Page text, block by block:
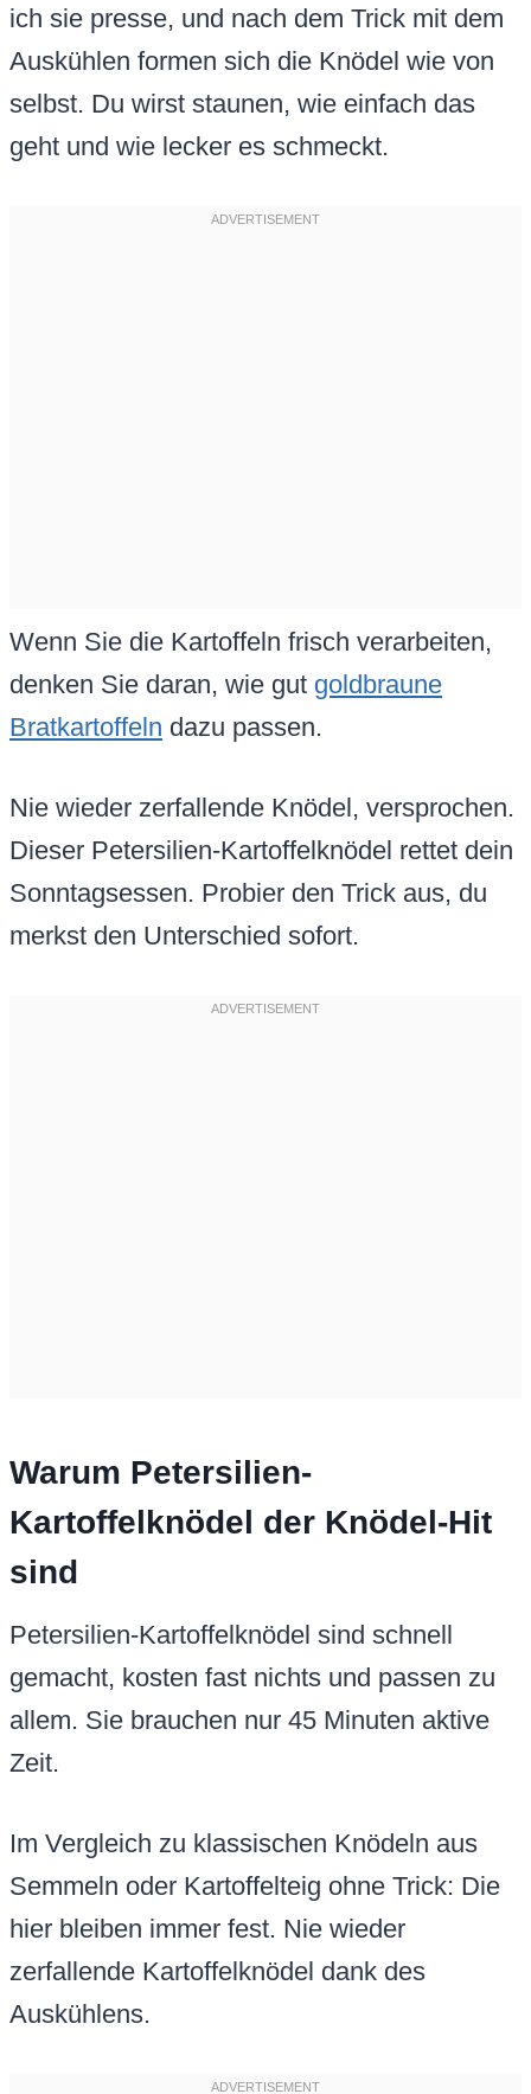
ich sie presse, und nach dem Trick mit dem
Auskühlen formen sich die Knödel wie von
selbst. Du wirst staunen, wie einfach das
geht und wie lecker es schmeckt.
Wenn Sie die Kartoffeln frisch verarbeiten,
denken Sie daran, wie gut goldbraune
Bratkartoffeln dazu passen.
Nie wieder zerfallende Knödel, versprochen.
Dieser Petersilien-Kartoffelknödel rettet dein
Sonntagsessen. Probier den Trick aus, du
merkst den Unterschied sofort.
Warum Petersilien-
Kartoffelknödel der Knödel-Hit
sind
Petersilien-Kartoffelknödel sind schnell
gemacht, kosten fast nichts und passen zu
allem. Sie brauchen nur 45 Minuten aktive
Zeit.
Im Vergleich zu klassischen Knödeln aus
Semmeln oder Kartoffelteig ohne Trick: Die
hier bleiben immer fest. Nie wieder
zerfallende Kartoffelknödel dank des
Auskühlens.